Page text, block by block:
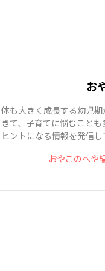
お
も大きく成長する幼児
て、子育てに悩むこと
ントになる情報を発信し
おやこのへや